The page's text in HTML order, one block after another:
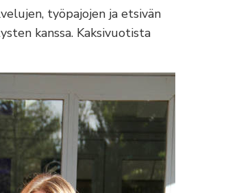
työpajojen ja etsivän
kanssa. Kaksivuotista